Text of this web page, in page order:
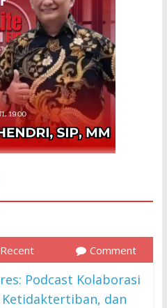
“Cinta di Ujung Parigi”
11 Sep 2025
Recent Comment